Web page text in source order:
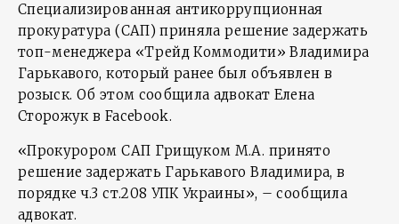
Специализированная антикоррупционная
прокуратура (САП) приняла решение задержать
топ-менеджера «Трейд Коммодити» Владимира
Гарькавого, который ранее был объявлен в
розыск. Об этом сообщила адвокат Елена
Сторожук в Facebook.
«Прокурором САП Грищуком М.А. принято
решение задержать Гарькавого Владимира, в
порядке ч.3 ст.208 УПК Украины», – сообщила
адвокат.